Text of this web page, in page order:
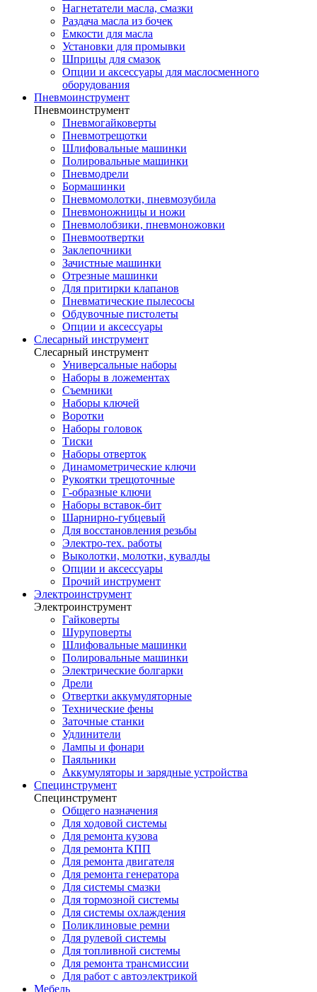
Нагнетатели масла, смазки
Раздача масла из бочек
Емкости для масла
Установки для промывки
Шприцы для смазок
Опции и аксессуары для маслосменного
оборудования
Пневмоинструмент
Пневмоинструмент
Пневмогайковерты
Пневмотрещотки
Шлифовальные машинки
Полировальные машинки
Пневмодрели
Бормашинки
Пневмомолотки, пневмозубила
Пневмоножницы и ножи
Пневмолобзики, пневмоножовки
Пневмоотвертки
Заклепочники
Зачистные машинки
Отрезные машинки
Для притирки клапанов
Пневматические пылесосы
Обдувочные пистолеты
Опции и аксессуары
Слесарный инструмент
Слесарный инструмент
Универсальные наборы
Наборы в ложементах
Съемники
Наборы ключей
Воротки
Наборы головок
Тиски
Наборы отверток
Динамометрические ключи
Рукоятки трещоточные
Г-образные ключи
Наборы вставок-бит
Шарнирно-губцевый
Для восстановления резьбы
Электро-тех. работы
Выколотки, молотки, кувалды
Опции и аксессуары
Прочий инструмент
Электроинструмент
Электроинструмент
Гайковерты
Шуруповерты
Шлифовальные машинки
Полировальные машинки
Электрические болгарки
Дрели
Отвертки аккумуляторные
Технические фены
Заточные станки
Удлинители
Лампы и фонари
Паяльники
Аккумуляторы и зарядные устройства
Специнструмент
Специнструмент
Общего назначения
Для ходовой системы
Для ремонта кузова
Для ремонта КПП
Для ремонта двигателя
Для ремонта генератора
Для системы смазки
Для тормозной системы
Для системы охлаждения
Поликлиновые ремни
Для рулевой системы
Для топливной системы
Для ремонта трансмиссии
Для работ с автоэлектрикой
Мебель